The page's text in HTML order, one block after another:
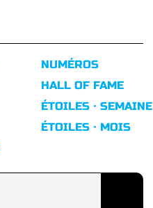
NUMÉROS
HALL OF FAME
ÉTOILES · SEMAINE
ÉTOILES · MOIS